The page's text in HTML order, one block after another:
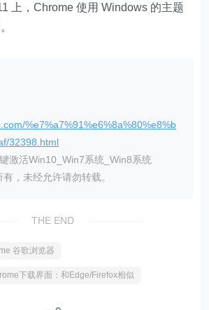
上，Chrome 使用 Windows 的主题
%e7%a7%91%e6%8a%80%e8%b
32398.html
激活Win10_Win7系统_Win8系统
，未经允许请勿转载。
THE END
谷歌浏览器
下载界面：和Edge/Firefox相似